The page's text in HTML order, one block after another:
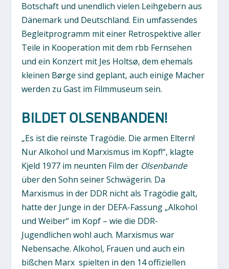
Botschaft und unendlich vielen Leihgebern aus
Dänemark und Deutschland. Ein umfassendes
Begleitprogramm mit einer Retrospektive aller
Teile in Kooperation mit dem rbb Fernsehen
und ein Konzert mit Jes Holtsø, dem ehemals
kleinen Børge sind geplant, auch einige Macher
werden zu Gast im Filmmuseum sein.
BILDET OLSENBANDEN!
„Es ist die reinste Tragödie. Die armen Eltern!
Nur Alkohol und Marxismus im Kopf!“, klagte
Kjeld 1977 im neunten Film der Olsenbande
über den Sohn seiner Schwägerin. Da
Marxismus in der DDR nicht als Tragödie galt,
hatte der Junge in der DEFA-Fassung „Alkohol
und Weiber“ im Kopf – wie die DDR-
Jugendlichen wohl auch. Marxismus war
Nebensache. Alkohol, Frauen und auch ein
bißchen Marx spielten in den 14 offiziellen